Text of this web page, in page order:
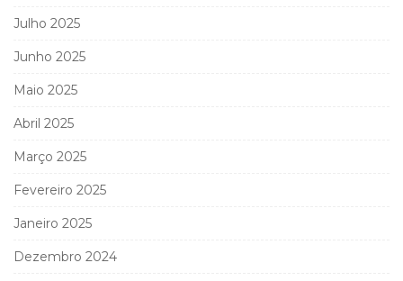
Julho 2025
Junho 2025
Maio 2025
Abril 2025
Março 2025
Fevereiro 2025
Janeiro 2025
Dezembro 2024